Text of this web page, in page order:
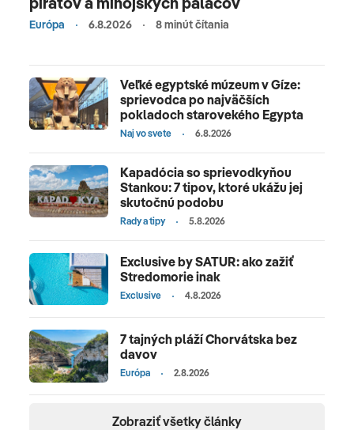
Európa 6.8.2026 8 minút čítania
Veľké egyptské múzeum v Gíze:
sprievodca po najväčších
pokladoch starovekého Egypta
Naj vo svete 6.8.2026
Kapadócia so sprievodkyňou
Stankou: 7 tipov, ktoré ukážu jej
skutočnú podobu
Rady a tipy 5.8.2026
Exclusive by SATUR: ako zažiť
Stredomorie inak
Exclusive 4.8.2026
7 tajných pláží Chorvátska bez
davov
Európa 2.8.2026
Zobraziť všetky články